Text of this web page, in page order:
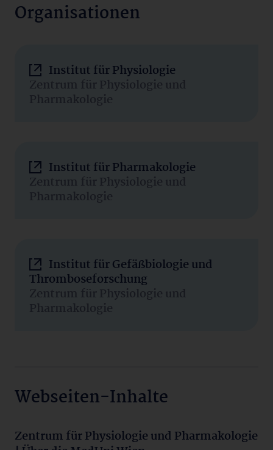
Organisationen
Institut für Physiologie
Zentrum für Physiologie und
Pharmakologie
Institut für Pharmakologie
Zentrum für Physiologie und
Pharmakologie
Institut für Gefäßbiologie und
Thromboseforschung
Zentrum für Physiologie und
Pharmakologie
Webseiten-Inhalte
Zentrum für Physiologie und Pharmakologie